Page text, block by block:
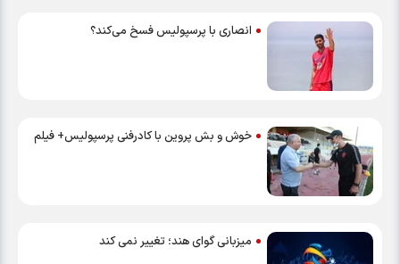
انصاری با پرسپولیس فسخ می‌کند؟
خوش و بش پروین با کادرفنی پرسپولیس+ فیلم
میزبانی گوای هند؛ تغییر نمی کند